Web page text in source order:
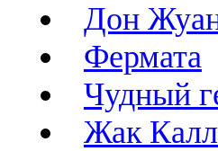
Дон
Фермата
Чудный
Жак